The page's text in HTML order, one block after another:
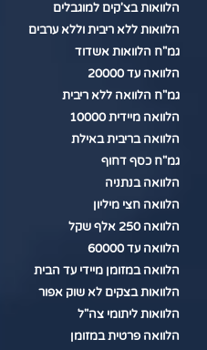
הלוואות בצ'קים למוגבלים
הלוואות ללא ריבית וללא ערבים
גמ"ח הלוואות אשדוד
הלוואה עד 20000
גמ"ח הלוואה ללא ריבית
הלוואה מיידית 10000
הלוואה בריבית באילת
גמ"ח כסף דחוף
הלוואה בנתניה
הלוואה חצי מיליון
הלוואה 250 אלף שקל
הלוואה עד 60000
הלוואה במזומן מיידי עד הבית
הלוואות בצקים לא שוק אפור
הלוואות ליתומי צה"ל
הלוואה פרטית במזומן